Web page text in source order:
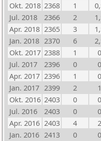
Okt. 2018 2368 1
Jul. 2018
2366 2
Apr. 2018 2365 3
Jan. 2018 2370 6
Okt. 2017 2388 1
0
Jul. 2017
2396 0
0
Apr. 2017 2396 1
0
Jan. 2017 2399 2
1
Okt. 2016 2403 0
0
Jul. 2016
2403 0
0
Apr. 2016 2403 4
2
Jan. 2016 2413 0
0